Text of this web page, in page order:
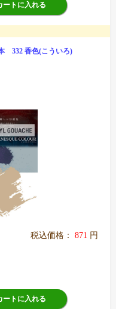
ートに入れる
332 香色(こういろ)
税込価格： 871 円
ートに入れる